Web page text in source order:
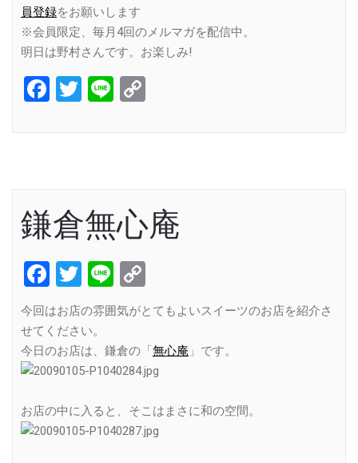
員登録をお願いします
※会員限定、毎月4回のメルマガを配信中。
明日は野村さんです。お楽しみ!
Facebook
Twitter
Line
鎌倉無心庵
Facebook
Twitter
Line
Link
今回はお店の雰囲気がとてもよいスイーツのお店を紹介さ
せてください。
今日のお店は、鎌倉の「無心庵 」です。
お店の中に入ると、そこはまさに和の空間。